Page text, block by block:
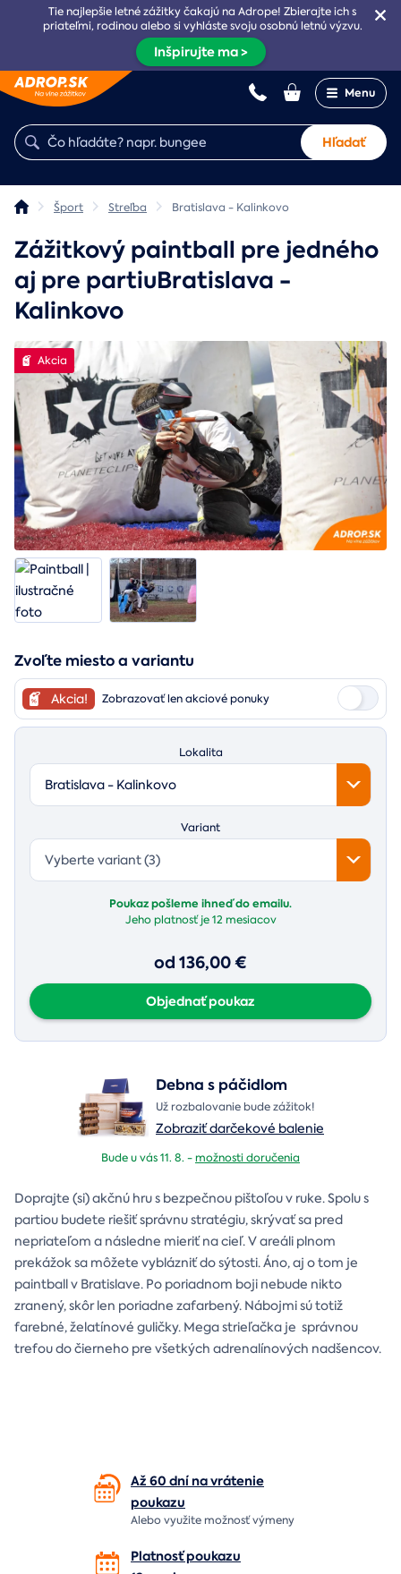
Tie najlepšie letné zážitky čakajú na Adrope! Zbierajte ich s
priateľmi, rodinou alebo si vyhláste svoju osobnú letnú výzvu.
Inšpirujte ma >
Menu
Hľadať
Šport Streľba Bratislava - Kalinkovo
Zážitkový paintball pre jedného
aj pre partiuBratislava -
Kalinkovo
Akcia
Zvoľte miesto a variantu
Akcia! Zobrazovať len akciové ponuky
Lokalita
Bratislava - Kalinkovo
Variant
Vyberte variant (3)
Poukaz pošleme ihneď do emailu.
Jeho platnosť je12 mesiacov
od 136,00 €
Objednať poukaz
Debna s páčidlom
Už rozbalovanie bude zážitok!
Zobraziť darčekové balenie
Bude u vás 11. 8. -možnosti doručenia
Doprajte (si) akčnú hru s bezpečnou pištoľou v ruke. Spolu s
partiou budete riešiť správnu stratégiu, skrývať sa pred
nepriateľom a následne mieriť na cieľ. V areáli plnom
prekážok sa môžete vyblázniť do sýtosti. Áno, aj o tom je
paintball v Bratislave. Po poriadnom boji nebude nikto
zranený, skôr len poriadne zafarbený. Nábojmi sú totiž
farebné, želatínové guličky. Mega strieľačka je správnou
trefou do čierneho pre všetkých adrenalínových nadšencov.
Až 60 dní na vrátenie
poukazu
Alebo využite možnosť výmeny
Platnosť poukazu